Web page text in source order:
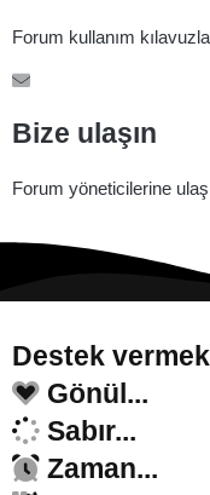
Forum kullanım
Bize ulaşın
Forum yöneticilerine
Destek
Gönül...
Sabır...
Zaman...